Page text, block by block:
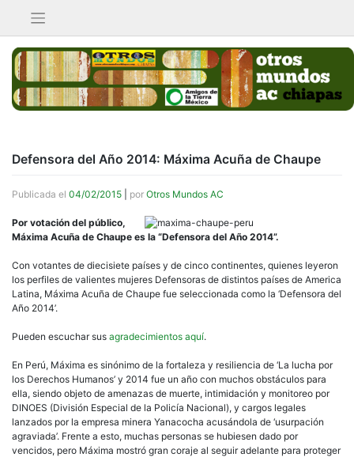
contenido
Defensora del Año 2014: Máxima Acuña de Chaupe
Publicada el 04/02/2015 por Otros Mundos AC
Por votación del público,
Máxima Acuña de Chaupe es la “Defensora del Año 2014”.
Con votantes de diecisiete países y de cinco continentes, quienes leyeron
los perfiles de valientes mujeres Defensoras de distintos países de America
Latina, Máxima Acuña de Chaupe fue seleccionada como la ‘Defensora del
Año 2014’.
Pueden escuchar sus agradecimientos aquí.
En Perú, Máxima es sinónimo de la fortaleza y resiliencia de ‘La lucha por
los Derechos Humanos’ y 2014 fue un año con muchos obstáculos para
ella, siendo objeto de amenazas de muerte, intimidación y monitoreo por
DINOES (División Especial de la Policía Nacional), y cargos legales
lanzados por la empresa minera Yanacocha acusándola de ‘usurpación
agraviada’. Frente a esto, muchas personas se hubiesen dado por
vencidos, pero Máxima mostró gran coraje al seguir adelante para proteger